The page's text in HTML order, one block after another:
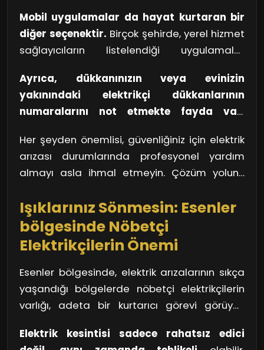
altında bulundurmak faydalı olacaktır.
sağlayıcılar hakkında tavsiyeler almak için
mükemmel bir platform sunar. Ayrıca, bu
gruplar sayesinde hızlıca ihtiyaç duyduğunuz
hizmete ulaşabilirsiniz.
Mobil uygulamalar da hayat kurtaran bir
diğer seçenektir. Birçok şehirde, yerel hizmet
sağlayıcıların listelendiği uygulamalar
aramak, hem hızlı hem de pratik bir çözüm
sunar. Özellikle o an dışarıda ya da yoğun bir
gün geçiriyorsanız bu tarz bir uygulamayı
kullanmak işinizi kolaylaştırır.
Ayrıca, dükkanınızın veya evinizin
yakınındaki elektrikçi dükkanlarının
numaralarını not etmekte fayda var.
durumlarda hizmet verebilecek elektrikçiler
bulunur. Unutmayın, bir arıza anında panik
yapmak yerine, bu tür önlemler alarak
iyisidir.
Her şeyden önemlisi, güvenliğiniz için elektrik
arızası durumlarında profesyonel yardım
almayı asla ihmal etmeyin. Çözüm yolunu
doğru kaynaklarla bu süreci oldukça
kolaylaştırabilirsiniz.
Işıklarınız Sönmesin: Esenler
bölgesinde Nöbetçi
Elektrikçilerin Önemi
Esenler bölgesinde, elektrik arızalarının sıkça
yaşandığı bölgelerde nöbetçi elektrikçilerin
varlığı, adeta bir kurtarıcı görevi görüyor.
hazırlıyorsunuz ve tam en heyecanlı anında
Elektrik kesintisi sadece rahatsız edici